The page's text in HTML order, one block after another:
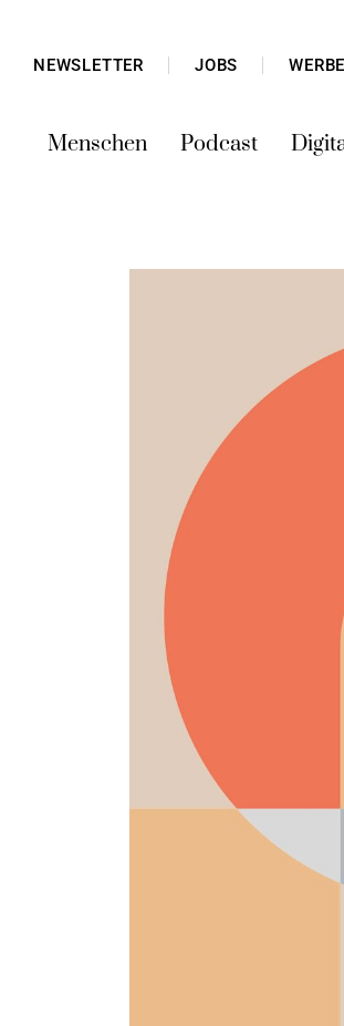
NEWSLETTER JOBS
Menschen Podcast